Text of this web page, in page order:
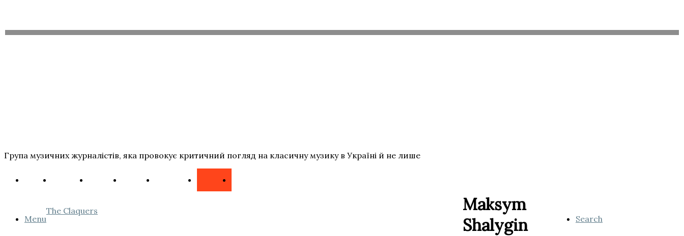
Група музичних журналістів, яка провокує критичний погляд на класичну музику в Україні й не лише
Menu
The Claquers
Search
Maksym
Shalygin